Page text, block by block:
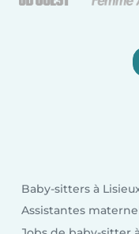
Baby-sitters à
Assistantes